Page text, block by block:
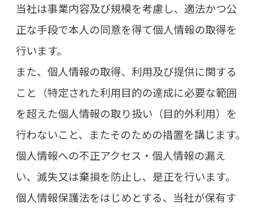
当社は事業内容及び規模を考慮し、適法かつ公
正な手段で本人の同意を得て個人情報の取得を
行います。
また、個人情報の取得、利用及び提供に関する
こと（特定された利用目的の達成に必要な範囲
を超えた個人情報の取り扱い（目的外利用）を
行わないこと、またそのための措置を講じます。
個人情報への不正アクセス・個人情報の漏え
い、滅失又は棄損を防止し、是正を行います。
個人情報保護法をはじめとする、当社が保有す